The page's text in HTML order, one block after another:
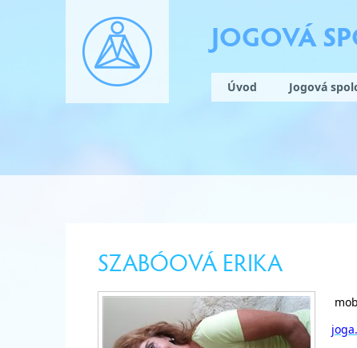
JOGOVÁ
Úvod Jogová
SZABÓOVÁ ERIKA